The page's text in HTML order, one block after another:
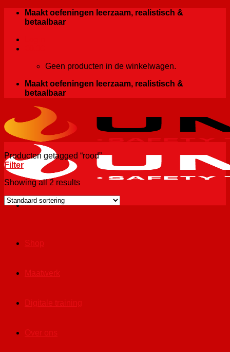
Maakt oefeningen leerzaam, realistisch &
betaalbaar
Geen producten in de winkelwagen.
Maakt oefeningen leerzaam, realistisch &
betaalbaar
Shop
Maatwerk
Digitale training
Over ons
Producten getagged “rood”
Filter
Showing all 2 results